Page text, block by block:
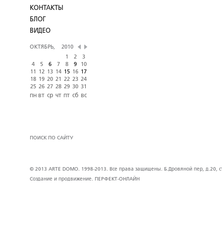
КОНТАКТЫ
БЛОГ
ВИДЕО
ОКТЯБРЬ,
2010
1
2
3
4
5 6 7 8 9
10
11
12 13 14 15 16
17
18 19 20 21 22 23 24
25 26 27 28 29 30 31
пн вт ср чт пт сб вс
ПОИСК ПО САЙТУ
© 2013 ARTE DOMO. 1998-2013. Все права защищены. Б.Дровяной пер, д.20,
Создание и продвижение.
ПЕРФЕКТ-ОНЛАЙН